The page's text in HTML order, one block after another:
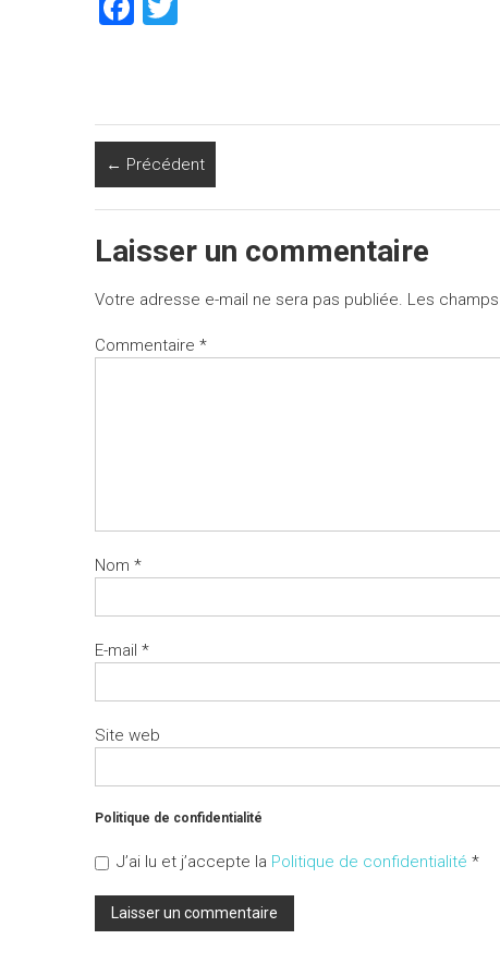
o
ok
← Précédent
Laisser un commentaire
Votre adresse e-mail ne sera pas publiée. Les
Commentaire *
Nom *
E-mail *
Site web
Politique de confidentialité
J’ai lu et j’accepte la Politique de confidentialité *